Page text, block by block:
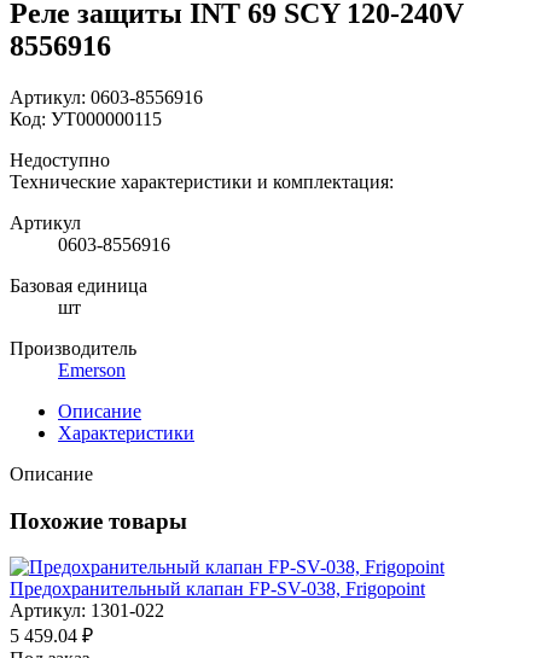
Реле защиты INT 69 SCY 120-240V
8556916
Артикул: 0603-8556916
Код: УТ000000115
Недоступно
Технические характеристики и комплектация:
Артикул
0603-8556916
Базовая единица
шт
Производитель
Emerson
Описание
Характеристики
Описание
Похожие товары
Предохранительный клапан FP-SV-038, Frigopoint
Артикул: 1301-022
5 459.04 ₽